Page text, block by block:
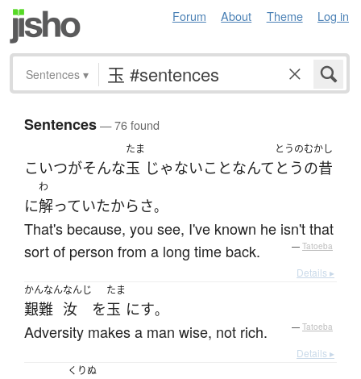
Forum About Theme Log in
Sentences ▾
Sentences— 76 found
こいつがそんな
たま
玉 じゃないことなんて
とうのむかし
とうの昔
に
わ
解っていたからさ。
That's because, you see, I've known he isn't that
sort of person from a long time back.
— Tatoeba
Details ▸
かんなん
艱難
なんじ
汝 を
たま
玉 にす。
Adversity makes a man wise, not rich. — Tatoeba
Details ▸
くりぬ